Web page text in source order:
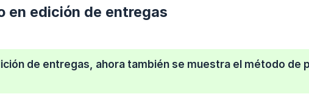
en edición de entregas
de entregas, ahora también se muestra el método de